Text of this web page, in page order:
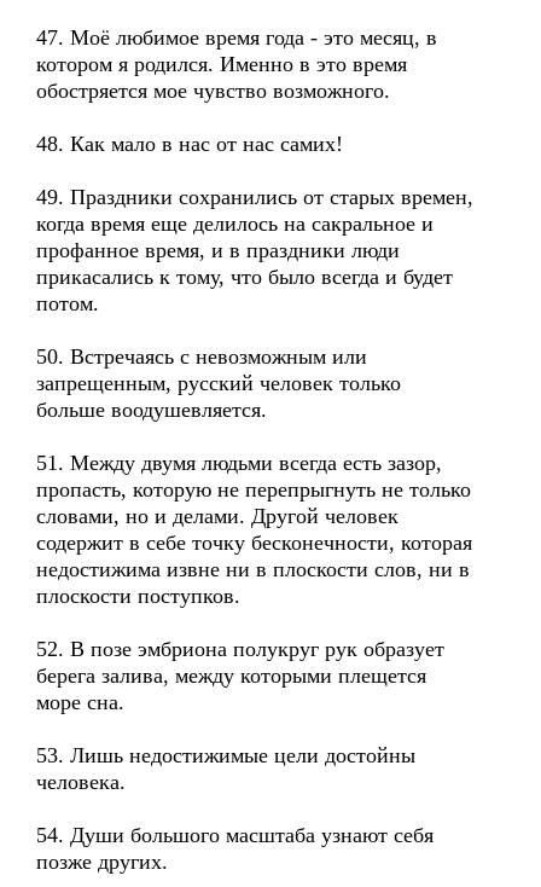
47. Моё любимое время года - это месяц, в
котором я родился. Именно в это время
обостряется мое чувство возможного.
48. Как мало в нас от нас самих!
49. Праздники сохранились от старых времен,
когда время еще делилось на сакральное и
профанное время, и в праздники люди
прикасались к тому, что было всегда и будет
потом.
50. Встречаясь с невозможным или
запрещенным, русский человек только
больше воодушевляется.
51. Между двумя людьми всегда есть зазор,
пропасть, которую не перепрыгнуть не только
словами, но и делами. Другой человек
содержит в себе точку бесконечности, которая
недостижима извне ни в плоскости слов, ни в
плоскости поступков.
52. В позе эмбриона полукруг рук образует
берега залива, между которыми плещется
море сна.
53. Лишь недостижимые цели достойны
человека.
54. Души большого масштаба узнают себя
позже других.